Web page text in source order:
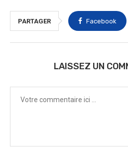
PARTAGER Facebook
LAISSEZ UN